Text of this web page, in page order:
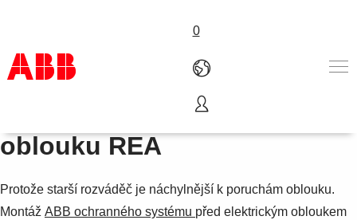
0
Produkty
Nabídka A-Z
O nás
Where to buy
Montáž systému ochrany
oblouku REA
Protože starší rozváděč je náchylnější k poruchám oblouku.
Montáž ABB ochranného systému před elektrickým obloukem